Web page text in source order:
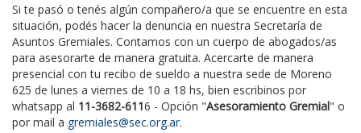
Si te pasó o tenés algún compañero/a que se encuentre en esta
situación, podés hacer la denuncia en nuestra Secretaría de
Asuntos Gremiales. Contamos con un cuerpo de abogados/as
para asesorarte de manera gratuita. Acercarte de manera
presencial con tu recibo de sueldo a nuestra sede de Moreno
625 de lunes a viernes de 10 a 18 hs, bien escribinos por
whatsapp al 11-3682-6116 - Opción "Asesoramiento Gremial" o
por mail a gremiales@sec.org.ar.